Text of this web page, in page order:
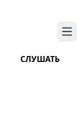
СЛУШАТЬ